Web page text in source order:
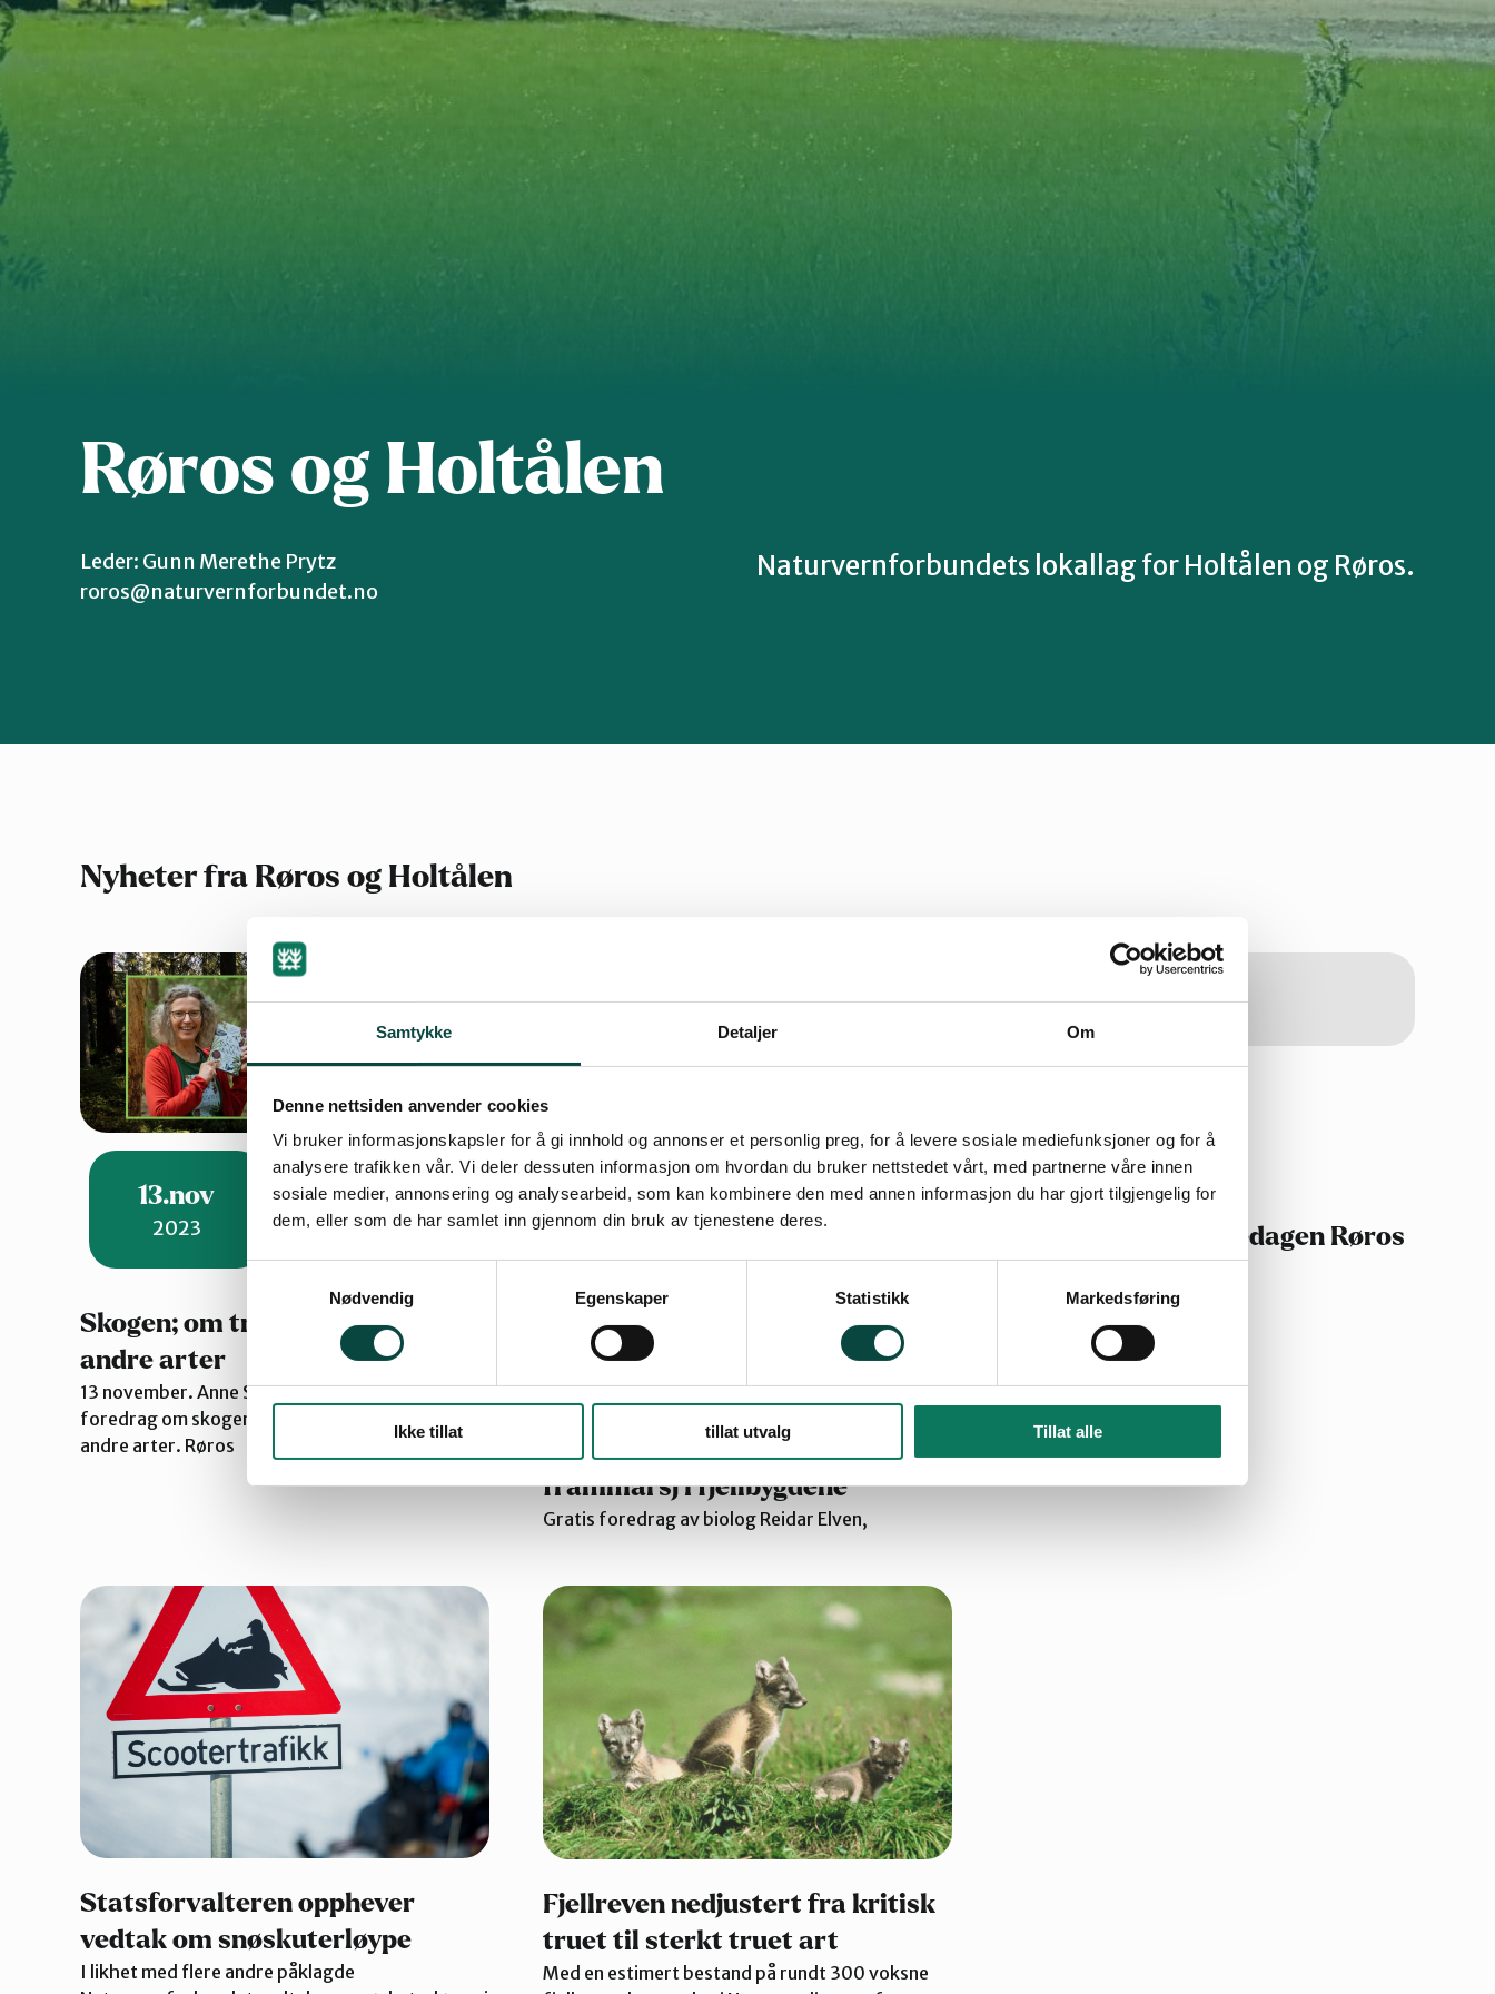
Samtykke Detaljer Om
Denne nettsiden anvender cookies
Vi bruker informasjonskapsler for å gi innhold og annonser et personlig preg, for å levere sosiale mediefunksjoner og for å
analysere trafikken vår. Vi deler dessuten informasjon om hvordan du bruker nettstedet vårt, med partnerne våre innen
sosiale medier, annonsering og analysearbeid, som kan kombinere den med annen informasjon du har gjort tilgjengelig for
dem, eller som de har samlet inn gjennom din bruk av tjenestene deres.
Samtykkevalg
Nødvendig
Egenskaper Statistikk Markedsføring
Ikke tillat tillat utvalg Tillat alle
Trondheim Verdal
Røros og Holtålen
Leder: Gunn Merethe Prytz
roros@naturvernforbundet.no
Naturvernforbundets lokallag for Holtålen og Røros.
Nyheter fra Røros og Holtålen
13.nov
2023
Skogen; om trær folk og 25.000
andre arter
13 november. Anne Sverdup-Thygeson holder
foredrag om skogen, - trær, folk og 25.000
andre arter. Røros
14.aug
2023
Fremmede planter på
frammarsj i fjellbygdene
Gratis foredrag av biolog Reidar Elven,
D
2023
Den store klesbyttedagen Røros
Statsforvalteren opphever
vedtak om snøskuterløype
I likhet med flere andre påklagde
Fjellreven nedjustert fra kritisk
truet til sterkt truet art
Med en estimert bestand på rundt 300 voksne